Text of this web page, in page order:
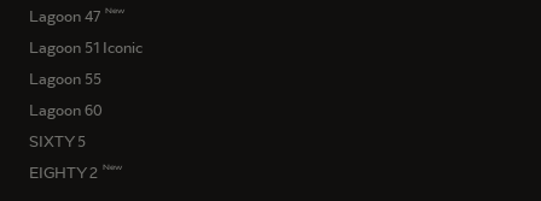
Lagoon 47 New
Lagoon 51 Iconic
Lagoon 55
Lagoon 60
SIXTY 5
EIGHTY 2 New